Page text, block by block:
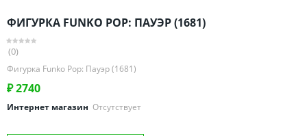
Саратовская область
Свердловская область
Смоленская область
Ставропольский край
Тамбовская область
ФИГУРКА FUNKO POP: ПАУЭР (1681)
(0)
Фигурка Funko Pop: Пауэр (1681)
₽2740
Интернет магазин Отсутствует